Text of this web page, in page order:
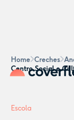
Home Creches
Centro Social e
Escola